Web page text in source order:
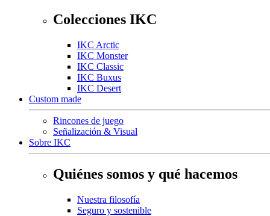
Colecciones IKC
IKC Arctic
IKC Monster
IKC Classic
IKC Buxus
IKC Desert
Custom made
Rincones de juego
Señalización & Visual
Sobre IKC
Quiénes somos y qué hacemos
Nuestra filosofía
Seguro y sostenible